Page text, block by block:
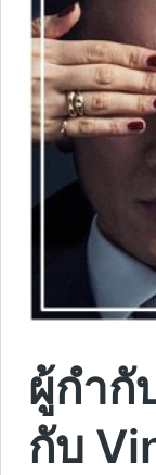
ผู้กำกั
กับ